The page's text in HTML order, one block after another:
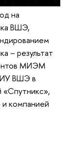
на
ВШЭ,
– результат
МИЭМ
ВШЭ в
«Спутникс»,
компанией